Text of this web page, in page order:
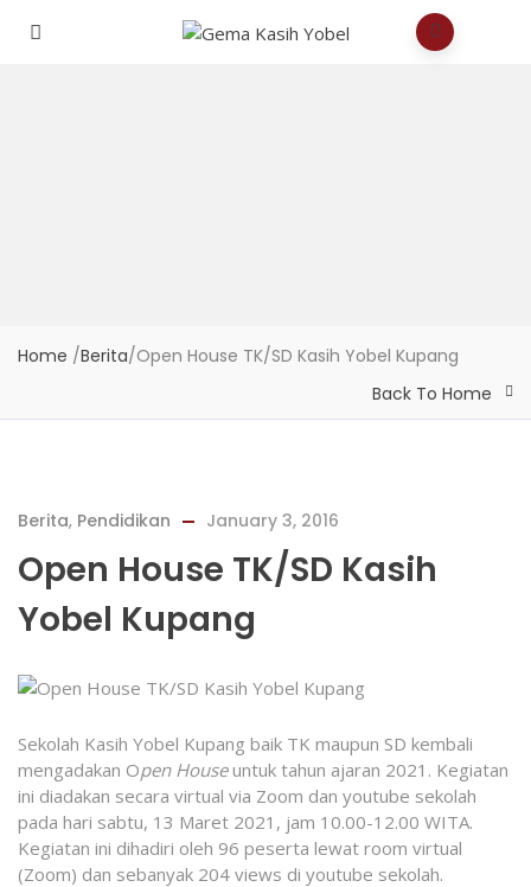
Home /Berita/Open House TK/SD Kasih Yobel Kupang
Back To Home
Berita, Pendidikan January 3, 2016
Open House TK/SD Kasih
Yobel Kupang
Sekolah Kasih Yobel Kupang baik TK maupun SD kembali
mengadakan Open Houseuntuk tahun ajaran 2021. Kegiatan
ini diadakan secara virtual via Zoom dan youtube sekolah
pada hari sabtu, 13 Maret 2021, jam 10.00-12.00 WITA.
Kegiatan ini dihadiri oleh 96 peserta lewat room virtual
(Zoom) dan sebanyak 204 views di youtube sekolah.